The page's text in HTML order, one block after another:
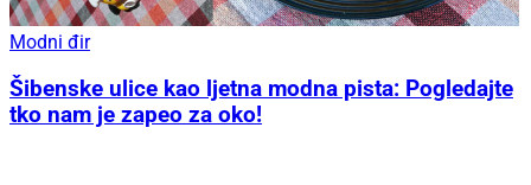
Modni đir
Šibenske ulice kao ljetna modna pista: Pogledajte
tko nam je zapeo za oko!